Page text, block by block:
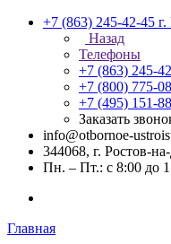
+7 (863) 245-42-45
Назад
Телефоны
+7 (863) 245-
+7 (800) 775-
+7 (495) 151-
Заказать
info@otbornoe-
344068, г. Ростов-
Пн. – Пт.: с 8:00 до
Главная